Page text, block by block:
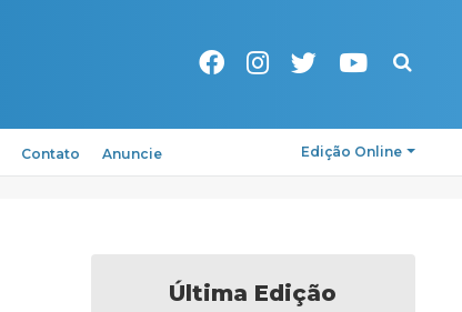
Pesquisa
Contato Anuncie Edição Online
Última Edição